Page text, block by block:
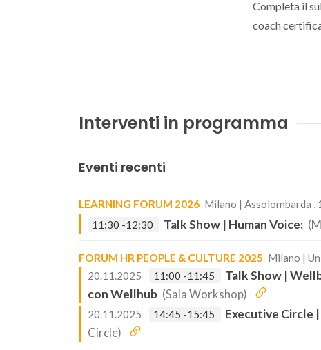
Completa il
coach
Interventi in programma
Eventi recenti
LEARNING FORUM 2026 Milano | Assolombarda ,
11:30 -12:30
Talk Show | Human Voice:
FORUM HR PEOPLE & CULTURE 2025 Milano |
20.11.2025
11:00 -11:45
Talk Show |
con Wellhub (Sala Workshop)
20.11.2025 14:45 -15:45 Executive Circle
Circle)